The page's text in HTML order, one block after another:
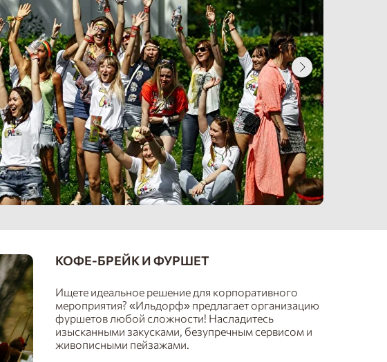
Ищете идеальное решение для корпоративного
мероприятия? «Ильдорф» предлагает организацию
фуршетов любой сложности! Насладитесь
изысканными закусками, безупречным сервисом и
живописными пейзажами.
КОФЕ-БРЕЙК И ФУРШЕТ